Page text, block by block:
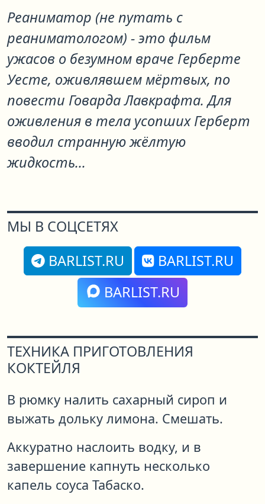
Реаниматор (не путать с
реаниматологом) - это фильм
ужасов о безумном враче Герберте
Уесте, оживлявшем мёртвых, по
повести Говарда Лавкрафта. Для
оживления в тела усопших Герберт
вводил странную жёлтую
жидкость...
МЫ В СОЦСЕТЯХ
BARLIST.RU
BARLIST.RU
BARLIST.RU
ТЕХНИКА ПРИГОТОВЛЕНИЯ
КОКТЕЙЛЯ
В рюмку налить сахарный сироп и
выжать дольку лимона. Смешать.
Аккуратно наслоить водку, и в
завершение капнуть несколько
капель соуса Табаско.